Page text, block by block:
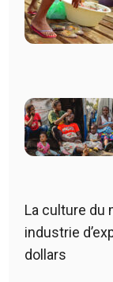
La culture du
industrie
dollars